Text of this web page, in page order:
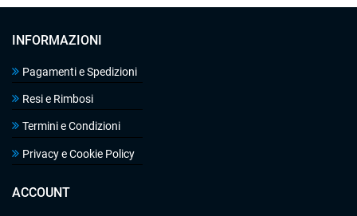
INFORMAZIONI
Pagamenti e Spedizioni
Resi e Rimbosi
Termini e Condizioni
Privacy e Cookie Policy
ACCOUNT